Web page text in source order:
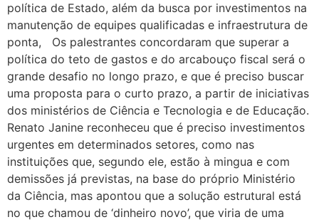
política de Estado, além da busca por investimentos na
manutenção de equipes qualificadas e infraestrutura de
ponta, Os palestrantes concordaram que superar a
política do teto de gastos e do arcabouço fiscal será o
grande desafio no longo prazo, e que é preciso buscar
uma proposta para o curto prazo, a partir de iniciativas
dos ministérios de Ciência e Tecnologia e de Educação.
Renato Janine reconheceu que é preciso investimentos
urgentes em determinados setores, como nas
instituições que, segundo ele, estão à mingua e com
demissões já previstas, na base do próprio Ministério
da Ciência, mas apontou que a solução estrutural está
no que chamou de ‘dinheiro novo’, que viria de uma